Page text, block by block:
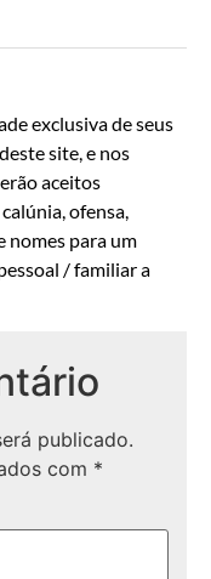
exclusiva de seus
site, e nos
aceitos
ofensa,
nomes para um
/ familiar a
publicado.
com *